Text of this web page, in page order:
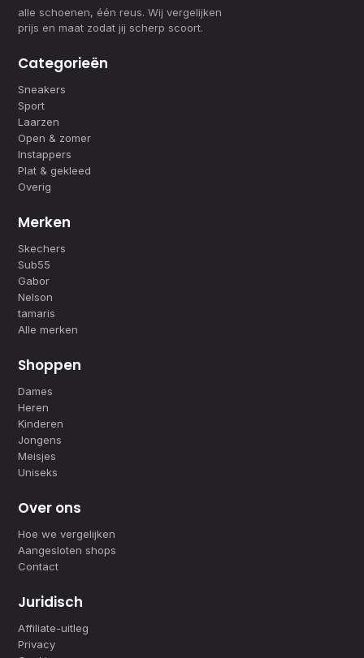
alle schoenen, één reus. Wij vergelijken
prijs en maat zodat jij scherp scoort.
Categorieën
Sneakers
Sport
Laarzen
Open & zomer
Instappers
Plat & gekleed
Overig
Merken
Skechers
Sub55
Gabor
Nelson
tamaris
Alle merken
Shoppen
Dames
Heren
Kinderen
Jongens
Meisjes
Uniseks
Over ons
Hoe we vergelijken
Aangesloten shops
Contact
Juridisch
Affiliate-uitleg
Privacy